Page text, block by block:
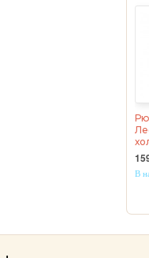
В